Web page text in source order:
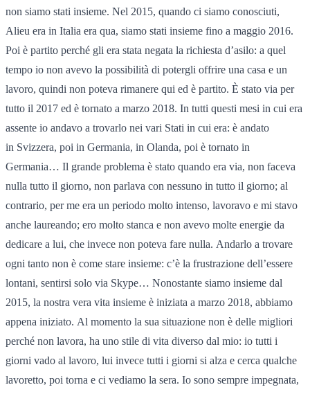
non siamo stati insieme. Nel 2015, quando ci siamo conosciuti,
Alieu era in Italia era qua, siamo stati insieme fino a maggio 2016.
Poi è partito perché gli era stata negata la richiesta d’asilo: a quel
tempo io non avevo la possibilità di potergli offrire una casa e un
lavoro, quindi non poteva rimanere qui ed è partito. È stato via per
tutto il 2017 ed è tornato a marzo 2018. In tutti questi mesi in cui era
assente io andavo a trovarlo nei vari Stati in cui era: è andato
in Svizzera, poi in Germania, in Olanda, poi è tornato in
Germania… Il grande problema è stato quando era via, non faceva
nulla tutto il giorno, non parlava con nessuno in tutto il giorno; al
contrario, per me era un periodo molto intenso, lavoravo e mi stavo
anche laureando; ero molto stanca e non avevo molte energie da
dedicare a lui, che invece non poteva fare nulla. Andarlo a trovare
ogni tanto non è come stare insieme: c’è la frustrazione dell’essere
lontani, sentirsi solo via Skype… Nonostante siamo insieme dal
2015, la nostra vera vita insieme è iniziata a marzo 2018, abbiamo
appena iniziato. Al momento la sua situazione non è delle migliori
perché non lavora, ha uno stile di vita diverso dal mio: io tutti i
giorni vado al lavoro, lui invece tutti i giorni si alza e cerca qualche
lavoretto, poi torna e ci vediamo la sera. Io sono sempre impegnata,